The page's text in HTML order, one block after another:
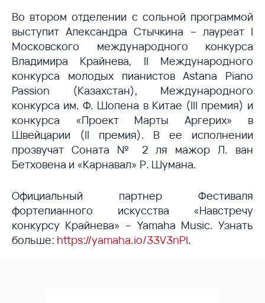
Во втором отделении c сольной программой
выступит Александра Стычкина – лауреат I
Московского международного конкурса
Владимира Крайнева, II Международного
конкурса молодых пианистов Astana Piano
Passion (Казахстан), Международного
конкурса им. Ф. Шопена в Китае (III премия) и
конкурса «Проект Марты Аргерих» в
Швейцарии (II премия). В ее исполнении
прозвучат Соната № 2 ля мажор Л. ван
Бетховена и «Карнавал» Р. Шумана.
Официальный партнер Фестиваля
фортепианного искусства «Навстречу
конкурсу Крайнева» – Yamaha Music. Узнать
больше: https://yamaha.io/33V3nPI.